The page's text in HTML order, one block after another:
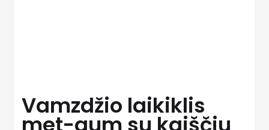
Vamzdžio laikiklis